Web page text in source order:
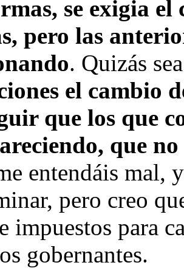
se exigia
pero las
. Quizás
el cambio
que los que
que
entendáis mal,
pero creo
impuestos para
gobernantes.